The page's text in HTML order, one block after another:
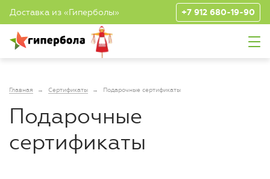
Доставка из «Гиперболы» +7 912 680-19-90
Главная Сертификаты Подарочные сертификаты
Подарочные
сертификаты
Эл. почта
Спасибо за регистрацию!
Перейти в Личный кабинет
Уже есть аккаунт?
Вход в Личный
кабинет
Вы успешно авторизованы!
Перейти в Личный кабинет